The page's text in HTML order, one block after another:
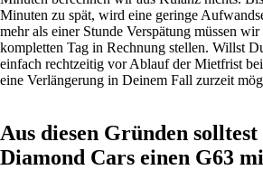
Minuten zu spät, wird eine geringe
mehr als einer Stunde Verspätung müssen
kompletten Tag in Rechnung stellen. Willst
einfach rechtzeitig vor Ablauf der Mietfrist
eine Verlängerung in Deinem Fall zurzeit
Aus diesen Gründen
Diamond Cars einen G63